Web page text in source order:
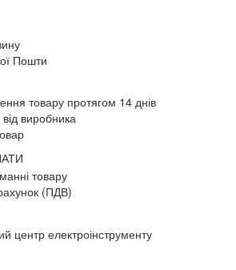
Пошти
товару протягом 14 днів
виробника
товару
(ПДВ)
центр електроінструменту